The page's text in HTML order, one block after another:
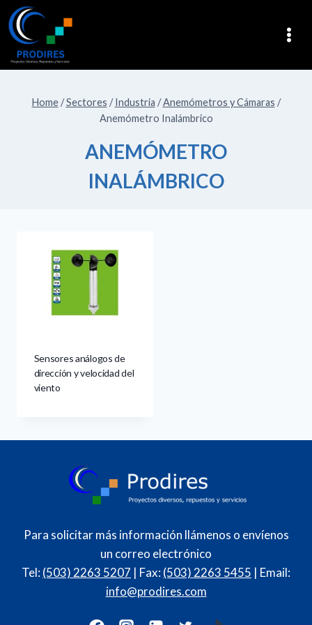
Home / Sectores / Industria / Anemómetros y Cámaras /
Anemómetro Inalámbrico
ANEMÓMETRO
INALÁMBRICO
Sensores análogos de
dirección y velocidad del
viento
Para solicitar más información llámenos o envíenos
un correo electrónico
Tel:(503) 2263 5207 | Fax:(503) 2263 5455 | Email:
info@prodires.com